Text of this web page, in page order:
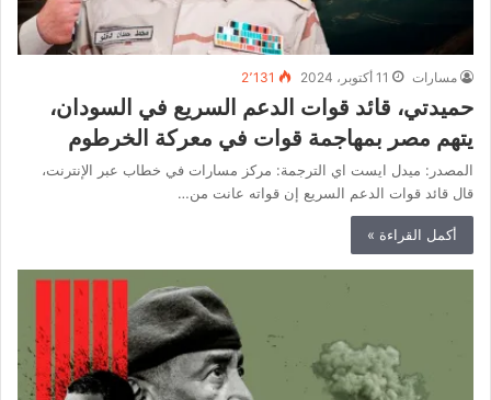
مسارات 11 أكتوبر، 2024 2٬131
حميدتي، قائد قوات الدعم السريع في السودان،
يتهم مصر بمهاجمة قوات في معركة الخرطوم
المصدر: ميدل ايست اي الترجمة: مركز مسارات في خطاب عبر الإنترنت،
قال قائد قوات الدعم السريع إن قواته عانت من…
أكمل القراءة »